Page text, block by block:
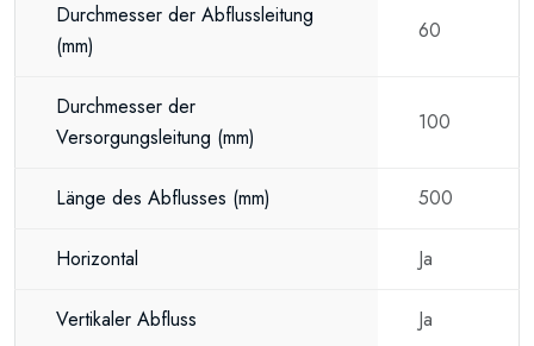
Durchmesser der Abflussleitung
(mm)
60
Durchmesser der
Versorgungsleitung (mm)
100
Länge des Abflusses (mm) 500
Horizontal Ja
Vertikaler Abfluss Ja